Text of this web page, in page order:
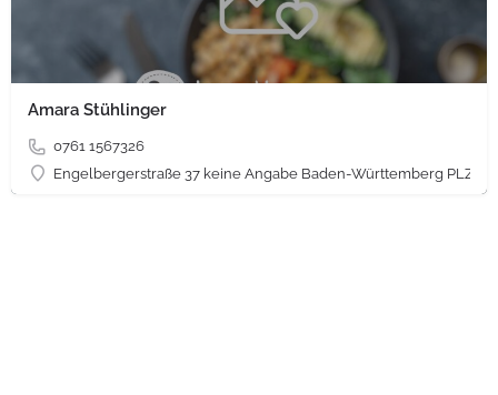
Amara Stühlinger
0761 1567326
Engelbergerstraße 37 keine Angabe Baden-Württemberg PLZ